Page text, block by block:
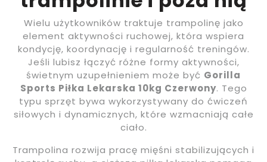
Wielu użytkowników traktuje trampolinę jako
element aktywności ruchowej, która wspiera
kondycję, koordynację i regularność treningów.
Jeśli lubisz łączyć różne formy aktywności,
świetnym uzupełnieniem może być Gorilla
Sports Piłka Lekarska 10kg Czerwony. Tego
typu sprzęt bywa wykorzystywany do ćwiczeń
siłowych i dynamicznych, które wzmacniają całe
ciało.
Trampolina rozwija pracę mięśni stabilizujących i